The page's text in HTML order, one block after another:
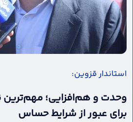
استاندار قزوین:
وحدت و هم‌افزایی؛ مهم‌ترین
برای عبور از شرایط حساس